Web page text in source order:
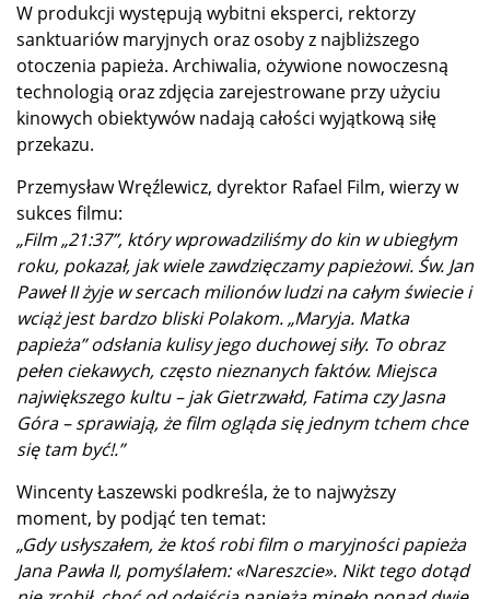
W produkcji występują wybitni eksperci, rektorzy
sanktuariów maryjnych oraz osoby z najbliższego
otoczenia papieża. Archiwalia, ożywione nowoczesną
technologią oraz zdjęcia zarejestrowane przy użyciu
kinowych obiektywów nadają całości wyjątkową siłę
przekazu.
Przemysław Wręźlewicz, dyrektor Rafael Film, wierzy w
sukces filmu:
„Film „21:37”, który wprowadziliśmy do kin w ubiegłym
roku, pokazał, jak wiele zawdzięczamy papieżowi. Św. Jan
Paweł II żyje w sercach milionów ludzi na całym świecie i
wciąż jest bardzo bliski Polakom. „Maryja. Matka
papieża” odsłania kulisy jego duchowej siły. To obraz
pełen ciekawych, często nieznanych faktów. Miejsca
największego kultu – jak Gietrzwałd, Fatima czy Jasna
Góra – sprawiają, że film ogląda się jednym tchem chce
się tam być!.”
Wincenty Łaszewski podkreśla, że to najwyższy
moment, by podjąć ten temat:
„Gdy usłyszałem, że ktoś robi film o maryjności papieża
Jana Pawła II, pomyślałem: «Nareszcie». Nikt tego dotąd